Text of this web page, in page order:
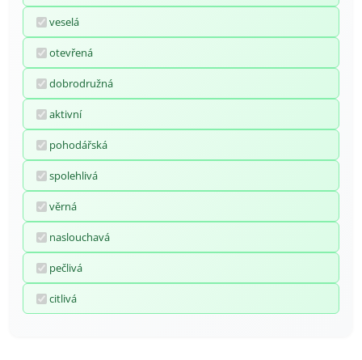
veselá
otevřená
dobrodružná
aktivní
pohodářská
spolehlivá
věrná
naslouchavá
pečlivá
citlivá